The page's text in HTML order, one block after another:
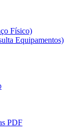
Físico)
Equipamentos)
PDF